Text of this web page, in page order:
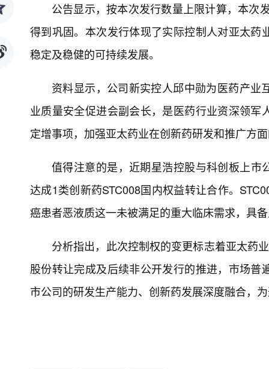
公告显示，按本次发行数量上限计算，本次
得到巩固。本次发行体现了实际控制人对亚太
稳定及稳健的可持续发展。
资料显示，公司新实控人邱中勋为医药产
业质量安全促进会副会长，是医药行业资深领
定增事项，加强亚太药业在创新药研发和推广方
值得注意的是，近期星浩控股与科创板上
达成1类创新药STC008国内权益转让合作。
癌患者恶液质这一未被满足的重大临床需求，具
分析指出，此次控制权的变更标志着亚太药
股份转让完成及后续非公开发行的推进，市场
市公司的研发生产能力、创新药发展深度融合，